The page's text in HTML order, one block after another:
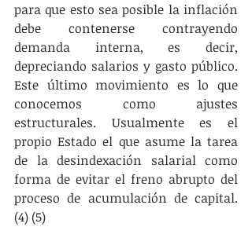
para que esto sea posible la inflación
debe contenerse contrayendo
demanda interna, es decir,
depreciando salarios y gasto público.
Este último movimiento es lo que
conocemos como ajustes
estructurales. Usualmente es el
propio Estado el que asume la tarea
de la desindexación salarial como
forma de evitar el freno abrupto del
proceso de acumulación de capital.
(4) (5)